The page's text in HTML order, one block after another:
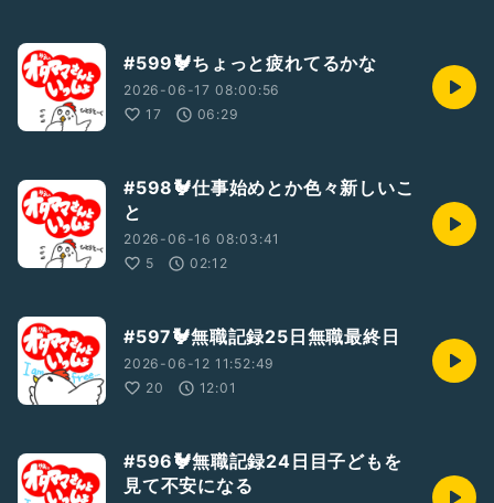
#599🐓ちょっと疲れてるかな
2026-06-17 08:00:56
17
06:29
#598🐓仕事始めとか色々新しいこ
と
2026-06-16 08:03:41
5
02:12
#597🐓無職記録25日無職最終日
2026-06-12 11:52:49
20
12:01
#596🐓無職記録24日目子どもを
見て不安になる